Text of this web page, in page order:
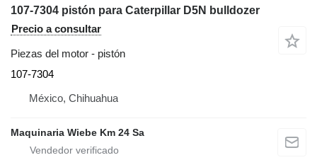
107-7304 pistón para Caterpillar D5N bulldozer
Precio a consultar
Piezas del motor - pistón
107-7304
México, Chihuahua
Maquinaria Wiebe Km 24 Sa